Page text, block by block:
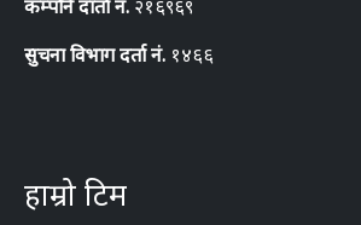
कम्पनि दार्ता नं. २१६९६९
सुचना विभाग दर्ता नं. १४६६
हाम्रो टिम